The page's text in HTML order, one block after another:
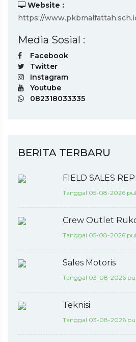
Website :
https://
Media Sosial :
Facebook
Twitter
Instagram
Youtube
082318033335
BERITA TERBARU
FIELD SALES
Tanggal 05-08-2026
Crew Outlet
Tanggal 05-08-2026
Sales Motoris
Tanggal 03-08-2026
Teknisi
Tanggal 03-08-2026